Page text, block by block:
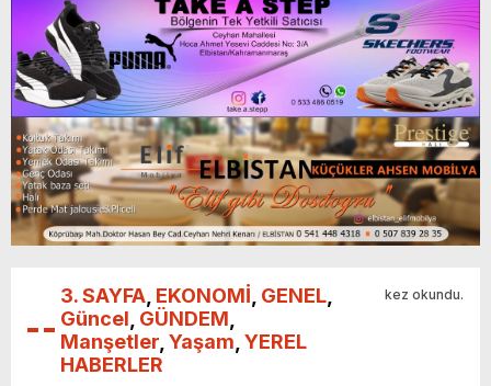
3. SAYFA EKONOMİ GENEL
Güncel GÜNDEM
Manşetler Yaşam YEREL
HABERLER
kez okundu.